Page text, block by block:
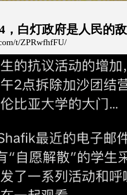
，白灯政府是人民的
t/ZPRwfhfFU/